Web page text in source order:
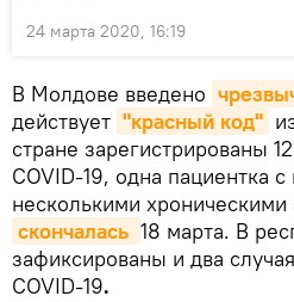
24 марта 2020, 16:19
В Молдове введено
действует "красный код"
стране зарегистрированы
COVID-19, одна пациентка
несколькими
скончалась 18 марта. В
зафиксированы и два
COVID-19.